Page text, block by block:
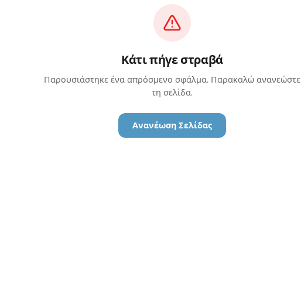
Κάτι πήγε στραβά
Παρουσιάστηκε ένα απρόσμενο σφάλμα. Παρακαλώ ανανεώστε
τη σελίδα.
Ανανέωση Σελίδας